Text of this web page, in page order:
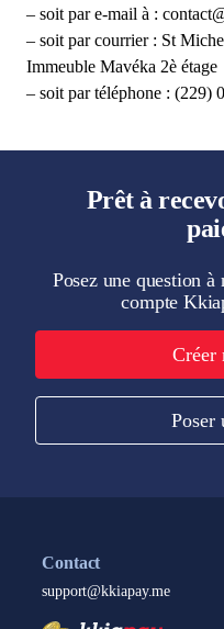
– soit par e-mail à :
– soit par courrier : St
Immeuble Mavéka 2è étage
– soit par téléphone : (229)
Prêt à
Posez une question
compte
Créer
Poser
Contact
support@kkiapay.me